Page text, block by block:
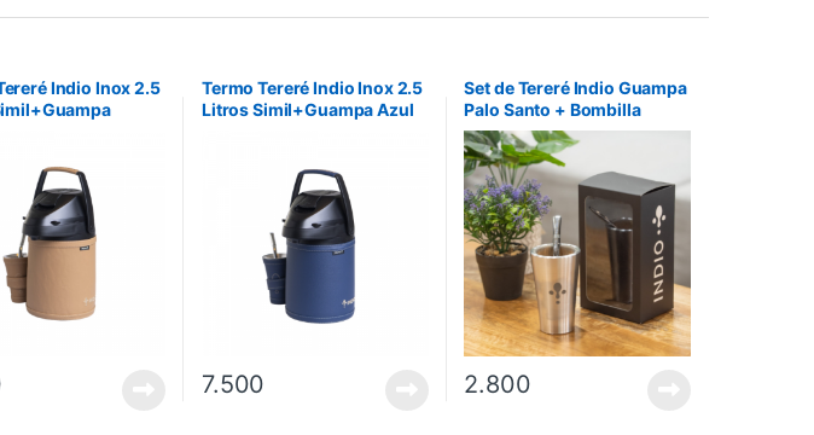
Indio Inox 2.5
Termo Tereré Indio Inox 2.5
Litros Simil+Guampa Azul
7.500
Set de Tereré Indio Guampa
Palo Santo + Bombilla
Alpaca Pico Ancho – Plata
2.800